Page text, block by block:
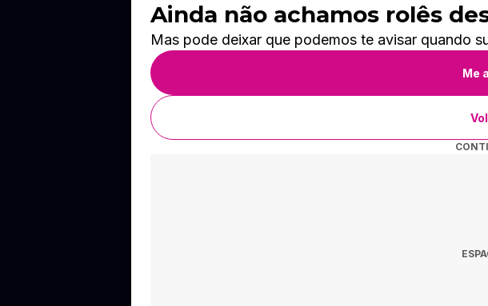
Ainda não achamos rolês
Mas pode deixar que podemos te avisar quando
Me